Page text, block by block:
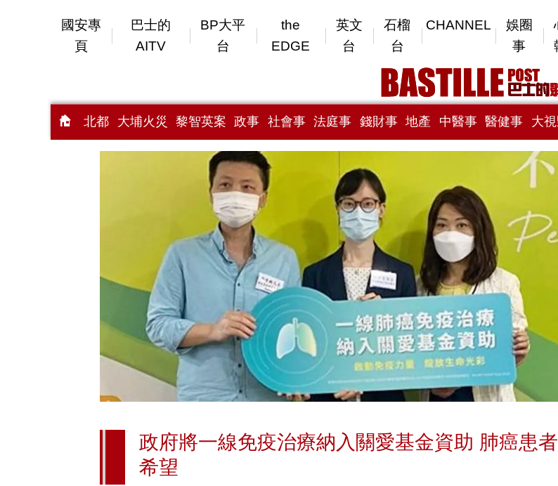
國安專
頁
巴士的
AITV
BP大平
台
the
EDGE
英文
台
石榴
台
CHANNEL
娛圈
事
北都 大埔火災 黎智英案 政事 社會事 法庭事 錢財事 地產 中醫事 醫健事 大
政府將一線免疫治療納入關愛基金資助 肺癌患
希望